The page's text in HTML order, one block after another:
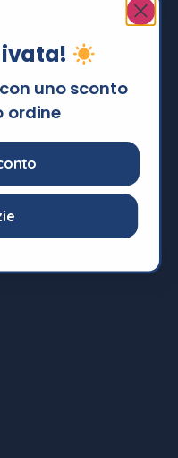
uno sconto
ordine